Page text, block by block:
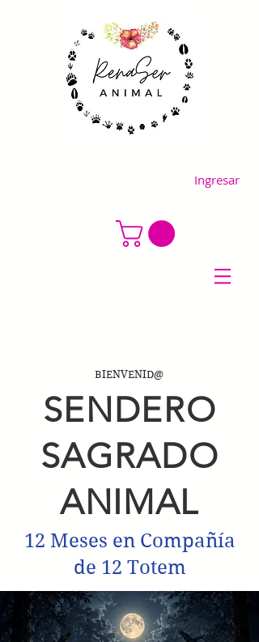
Ingresar
BIENVENID@
SENDERO
SAGRADO
ANIMAL
12 Meses en Compañía
de 12 Totem